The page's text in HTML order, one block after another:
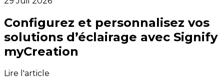
Configurez et personnalisez vos
solutions d’éclairage avec Signify
myCreation
Lire l'article